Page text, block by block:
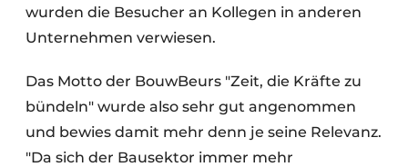
wurden die Besucher an Kollegen in anderen
Unternehmen verwiesen.
Das Motto der BouwBeurs "Zeit, die Kräfte zu
bündeln" wurde also sehr gut angenommen
und bewies damit mehr denn je seine Relevanz.
"Da sich der Bausektor immer mehr